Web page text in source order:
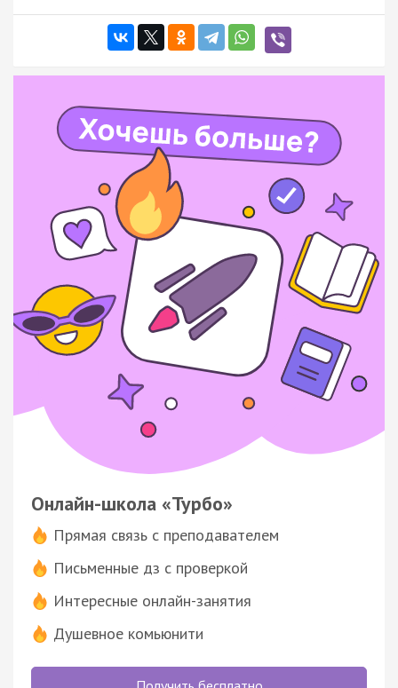
Онлайн-школа «Турбо»
Прямая связь с преподавателем
Письменные дз с проверкой
Интересные онлайн-занятия
Душевное комьюнити